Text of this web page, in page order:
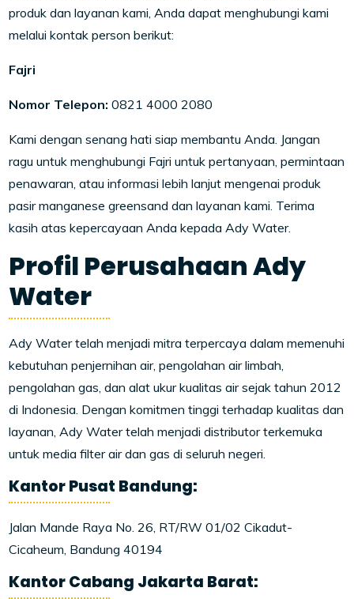
produk dan layanan kami, Anda dapat menghubungi kami
melalui kontak person berikut:
Fajri
Nomor Telepon: 0821 4000 2080
Kami dengan senang hati siap membantu Anda. Jangan
ragu untuk menghubungi Fajri untuk pertanyaan, permintaan
penawaran, atau informasi lebih lanjut mengenai produk
pasir manganese greensand dan layanan kami. Terima
kasih atas kepercayaan Anda kepada Ady Water.
Profil Perusahaan Ady
Water
Ady Water telah menjadi mitra terpercaya dalam memenuhi
kebutuhan penjernihan air, pengolahan air limbah,
pengolahan gas, dan alat ukur kualitas air sejak tahun 2012
di Indonesia. Dengan komitmen tinggi terhadap kualitas dan
layanan, Ady Water telah menjadi distributor terkemuka
untuk media filter air dan gas di seluruh negeri.
Kantor Pusat Bandung:
Jalan Mande Raya No. 26, RT/RW 01/02 Cikadut-
Cicaheum, Bandung 40194
Kantor Cabang Jakarta Barat: